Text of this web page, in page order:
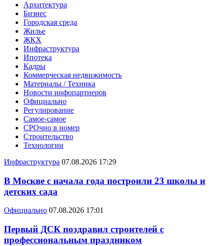
Архитектура
Бизнес
Городская среда
Жилье
ЖКХ
Инфраструктура
Ипотека
Кадры
Коммерческая недвижимость
Материалы / Техника
Новости инфопартнеров
Официально
Регулирование
Самое-самое
СРОчно в номер
Строительство
Технологии
Инфраструктура 07.08.2026 17:29
В Москве с начала года построили 23 школы и
детских сада
Официально 07.08.2026 17:01
Первый ДСК поздравил строителей с
профессиональным праздником